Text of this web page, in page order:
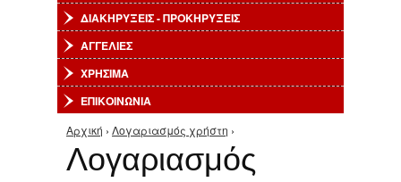
ΔΙΑΚΗΡΥΞΕΙΣ - ΠΡΟΚΗΡΥΞΕΙΣ
ΑΓΓΕΛΙΕΣ
ΧΡΗΣΙΜΑ
ΕΠΙΚΟΙΝΩΝΙΑ
Είστε εδώ
Αρχική › Λογαριασμός χρήστη ›
Λογαριασμός